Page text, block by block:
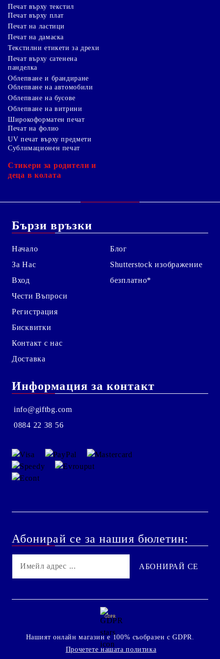
Печат върху текстил
Печат върху плат
Печат на ластици
Печат на дамаска
Текстилни етикети за дрехи
Печат върху сатенена
панделка
Облепване и брандиране
Облепване на автомобили
Облепване на бусове
Облепване на витрини
Широкоформатен печат
Печат на фолио
UV печат върху предмети
Сублимационен печат
Стикери за родители и
деца в колата
Бързи връзки
Начало
За Нас
Вход
Чести Въпроси
Регистрация
Бисквитки
Контакт с нас
Доставка
Блог
Shutterstock изображение
безплатно*
Информация за контакт
info@giftbg.com
0884 22 38 56
Абонирай се за нашия бюлетин:
GDPR
Нашият онлайн магазин е 100% съобразен с GDPR.
Прочетете нашата политика